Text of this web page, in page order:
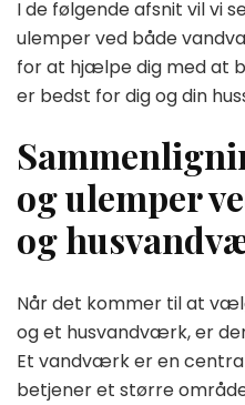
I de følgende afsnit vil vi
ulemper ved både
for at hjælpe dig med at
er bedst for dig og din
og ulemper
og
Når det kommer til at
og et husvandværk, er
Et vandværk er en
betjener et større